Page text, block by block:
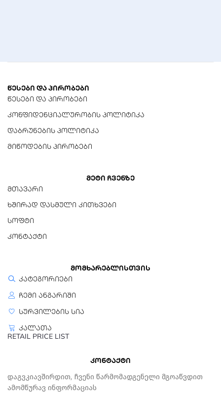
წესები და პირობები
წესები და პირობები
კონფიდენციალურობის პოლიტიკა
დაბრუნების პოლიტიკა
მიწოდების პირობები
მეტი ჩვენზე
მთავარი
ხშირად დასმული კითხვები
სოფტი
კონტაქტი
მომხარებლისთვის
კატეგორიები
ჩემი ანგარიში
სურვილების სია
კალათა
RETAIL PRICE LIST
კონტაქტი
Დაგვკიავშირდით, Ჩვენი Წარმომადგენელი Მგოაწვდით
Ამომწურავ Ინფორმაციას